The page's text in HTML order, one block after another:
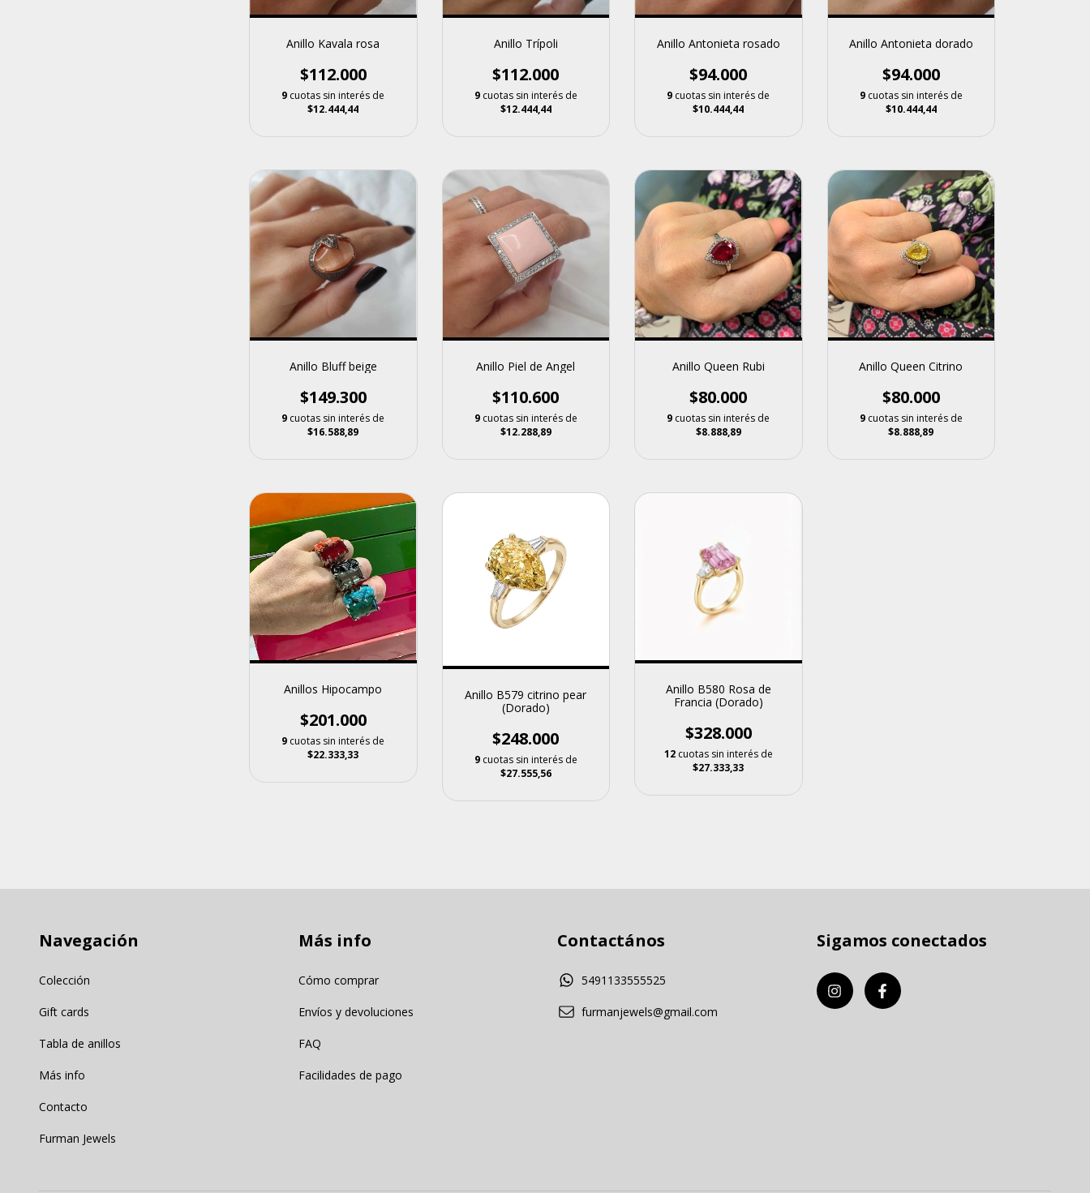
Anillo Kavala rosa
$112.000
9 cuotas sin interés de
$12.444,44
Anillo Trípoli
$112.000
9 cuotas sin interés de
$12.444,44
Anillo Antonieta rosado
$94.000
9 cuotas sin interés de
$10.444,44
Anillo Antonieta dorado
$94.000
9 cuotas sin interés de
$10.444,44
Anillo Bluff beige
$149.300
9 cuotas sin interés de
$16.588,89
Anillo Piel de Angel
$110.600
9 cuotas sin interés de
$12.288,89
Anillo Queen Rubi
$80.000
9 cuotas sin interés de
$8.888,89
Anillo Queen Citrino
$80.000
9 cuotas sin interés de
$8.888,89
Anillos Hipocampo
$201.000
9 cuotas sin interés de
$22.333,33
Anillo B579 citrino pear
(Dorado)
$248.000
9 cuotas sin interés de
$27.555,56
Anillo B580 Rosa de
Francia (Dorado)
$328.000
12 cuotas sin interés de
$27.333,33
Navegación
Colección
Gift cards
Tabla de anillos
Más info
Contacto
Furman Jewels
Más info
Cómo comprar
Envíos y devoluciones
FAQ
Facilidades de pago
Contactános
5491133555525
furmanjewels@gmail.com
Sigamos conectados